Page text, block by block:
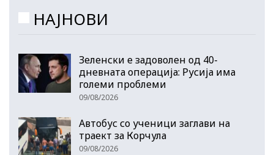
НАЈНОВИ
Зеленски е задоволен од 40-
дневната операција: Русија има
големи проблеми
09/08/2026
Автобус со ученици заглави на
траект за Корчула
09/08/2026